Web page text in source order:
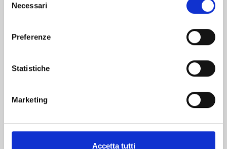
delNecessari
Preferenze
Statistiche
Marketing
Accetta tutti